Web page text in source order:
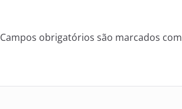
Campos obrigatórios são marcados com